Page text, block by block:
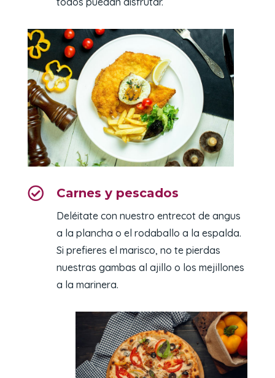
 Carnes y pescados
Deléitate con nuestro entrecot de angus
a la plancha o el rodaballo a la espalda.
Si prefieres el marisco, no te pierdas
nuestras gambas al ajillo o los mejillones
a la marinera.